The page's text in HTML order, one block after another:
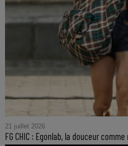
21 juillet 2026
FG CHIC : Egonlab, la douceur